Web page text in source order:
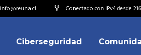
info@reuna.cl Conectado con IPv4 desde
Ciberseguridad